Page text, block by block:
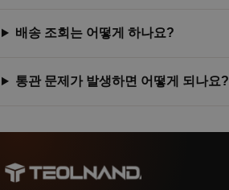
배송 조회는 어떻게 하나요?
통관 문제가 발생하면 어떻게 되나요?